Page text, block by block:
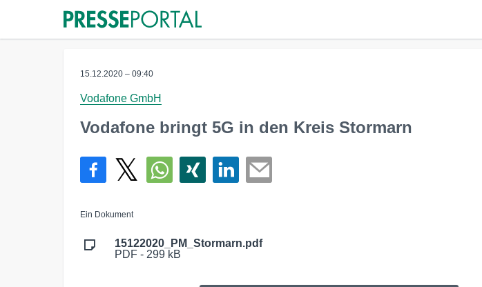
15.12.2020 – 09:40
Vodafone GmbH
Vodafone bringt 5G in den Kreis Stormarn
Ein Dokument
15122020_PM_Stormarn.pdf
PDF - 299 kB